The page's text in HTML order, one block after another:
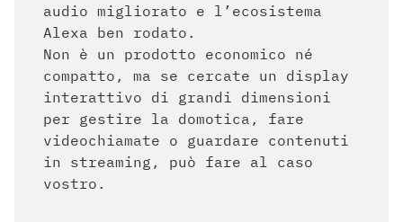
audio migliorato e l’ecosistema
Alexa ben rodato.
Non è un prodotto economico né
compatto, ma se cercate un display
interattivo di grandi dimensioni
per gestire la domotica, fare
videochiamate o guardare contenuti
in streaming, può fare al caso
vostro.